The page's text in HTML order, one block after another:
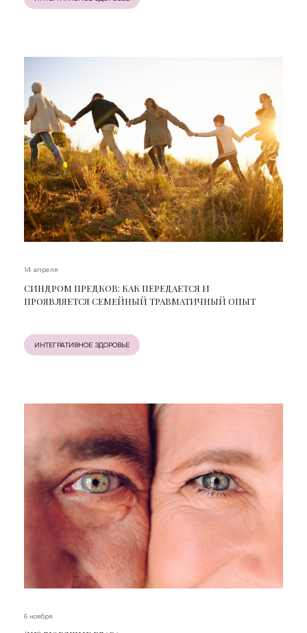
14 апреля
СИНДРОМ ПРЕДКОВ: КАК ПЕРЕДАЕТСЯ И
ПРОЯВЛЯЕТСЯ СЕМЕЙНЫЙ ТРАВМАТИЧНЫЙ ОПЫТ
ИНТЕГРАТИВНОЕ ЗДОРОВЬЕ
6 ноября